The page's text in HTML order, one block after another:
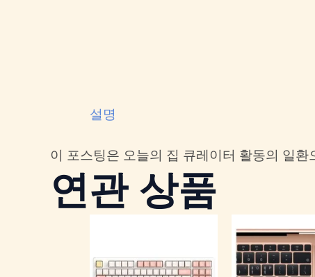
설명
이 포스팅은 오늘의 집 큐레이터 활동의 일
연관 상품